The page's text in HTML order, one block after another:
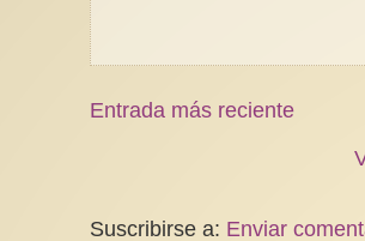
Entrada más reciente
Suscribirse a: Enviar